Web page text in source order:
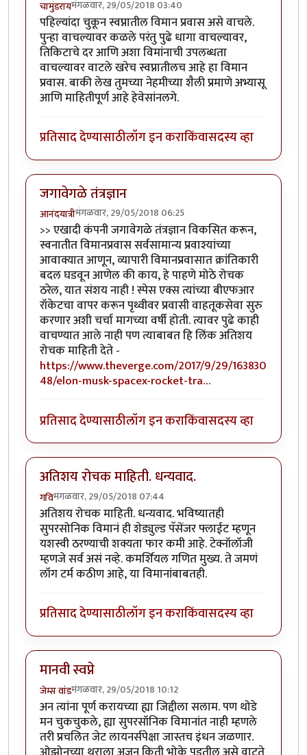
चामुंडरायमंगळवार, 29/05/2018 03:40
पहिल्यांदा चुकून स्वप्नातील विमान प्रवास असे वाचले.
पुन्हा वाचल्यावर कळले परंतु पुढे धागा वाचल्यावर,
तिकिटाचे दर आणि अशा विमांनाची उपलब्धता
वाचल्यावर वाटले खरेच स्वप्नातीलच आहे हा विमान
प्रवास. बाकी लेख तुमच्या नेहमीच्या शैली प्रमाणे अभ्यासू
आणि माहितीपूर्ण आहे हेवेसांनलगे.
प्रतिसाद देण्यासाठीलॉग इन कराकिंवासदस्य व्हा
जगावेगळे तंत्रज्ञान
आनंदयात्रीमंगळवार, 29/05/2018 06:25
>> एखादी कंपनी जगावेगळे तंत्रज्ञान विकसित करून,
स्वनातीत विमानप्रवास सर्वसामान्य प्रवाश्यांच्या
आवाक्यात आणून, व्यापारी विमानप्रवासात क्रांतिकारी
बदल घडवून आणेल की काय, हे पाहणे मोठे रोचक
ठरेल, यात संशय नाही ! स्पेस एक्स त्यांच्या बीएफआर
रॉकेटचा वापर करून पृथ्वीवर प्रवासी वाहतूकसेवा सुरु
करणार अशी चर्चा मागच्या वर्षी होती. त्यावर पुढे काही
वाचण्यात आले नाही पण त्याबाबत हि लिंक अतिशय
रोचक माहिती देते -
https://www.theverge.com/2017/9/29/163830
48/elon-musk-spacex-rocket-tra…
प्रतिसाद देण्यासाठीलॉग इन कराकिंवासदस्य व्हा
अतिशय रोचक माहिती. धन्यवाद.
गविमंगळवार, 29/05/2018 07:44
अतिशय रोचक माहिती. धन्यवाद. भविष्यातही
सुपरसोनिक विमानं ही शेड्युल्ड पॅसेंजर फ्लाईट म्हणून
यशस्वी ठरण्याची शक्यता फार कमी आहे. टेक्नॉलॉजी
म्हणजे सर्व असं नव्हे. कमर्शियल गणित मुख्य. ते जमणं
लॉंग टर्म कठीण आहे, या विमानांबाबतही.
प्रतिसाद देण्यासाठीलॉग इन कराकिंवासदस्य व्हा
मानवी स्वप्ने
जेम्स वांडमंगळवार, 29/05/2018 10:12
अन त्यांना पूर्ण करायच्या ह्या जिद्दीला सलाम. पण थोडे
मन चुकचुकले, ह्या सुपरसॉनिक विमानांत नाही म्हणले
तरी प्रचलित जेट लायनर्सपेक्षा जास्तच इंधन जळणार.